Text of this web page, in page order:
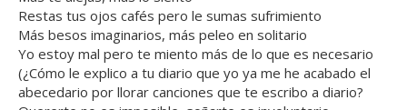
Restas tus ojos cafés pero le sumas sufrimiento
Más besos imaginarios, más peleo en solitario
Yo estoy mal pero te miento más de lo que es necesario
(¿Cómo le explico a tu diario que yo ya me he acabado el
abecedario por llorar canciones que te escribo a diario?